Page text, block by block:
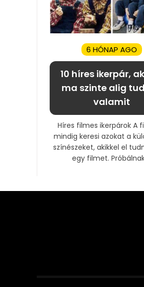
6 HÓNAP AGO
10 híres ikerpár,
ma szinte alig
valamit
Híres filmes ikerpárok A
mindig keresi azokat a
színészeket, akikkel el
egy filmet.